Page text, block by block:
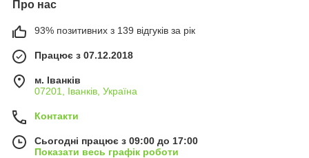
Про нас
93% позитивних з 139 відгуків за рік
Працює з 07.12.2018
м. Іванків
07201, Іванків, Україна
Контакти
Сьогодні працює з 09:00 до 17:00
Показати весь графік роботи